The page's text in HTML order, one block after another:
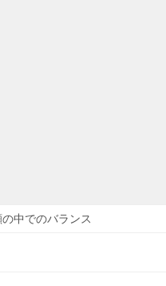
の中でのバランス